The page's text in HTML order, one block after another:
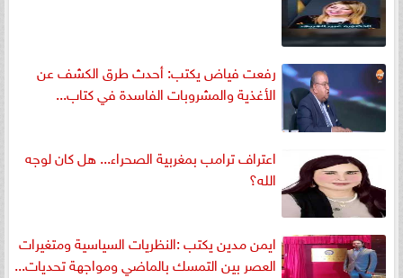
رفعت فياض يكتب: أحدث طرق الكشف عن
الأغذية والمشروبات الفاسدة في كتاب...
اعتراف ترامب بمغربية الصحراء... هل كان لوجه
الله؟
ايمن مدين يكتب :النظريات السياسية ومتغيرات
العصر بين التمسك بالماضي ومواجهة تحديات...